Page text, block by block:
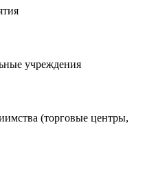
учреждения
(торговые центры,